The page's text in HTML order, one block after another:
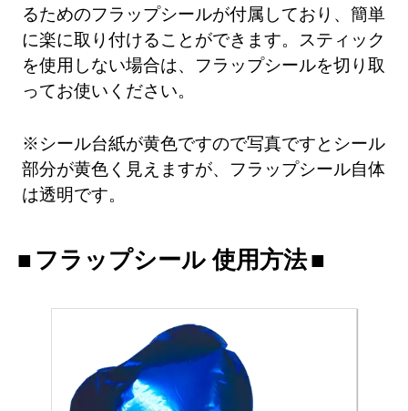
るためのフラップシールが付属しており、簡単
に楽に取り付けることができます。スティック
を使用しない場合は、フラップシールを切り取
ってお使いください。
※シール台紙が黄色ですので写真ですとシール
部分が黄色く見えますが、フラップシール自体
は透明です。
フラップシール 使用方法